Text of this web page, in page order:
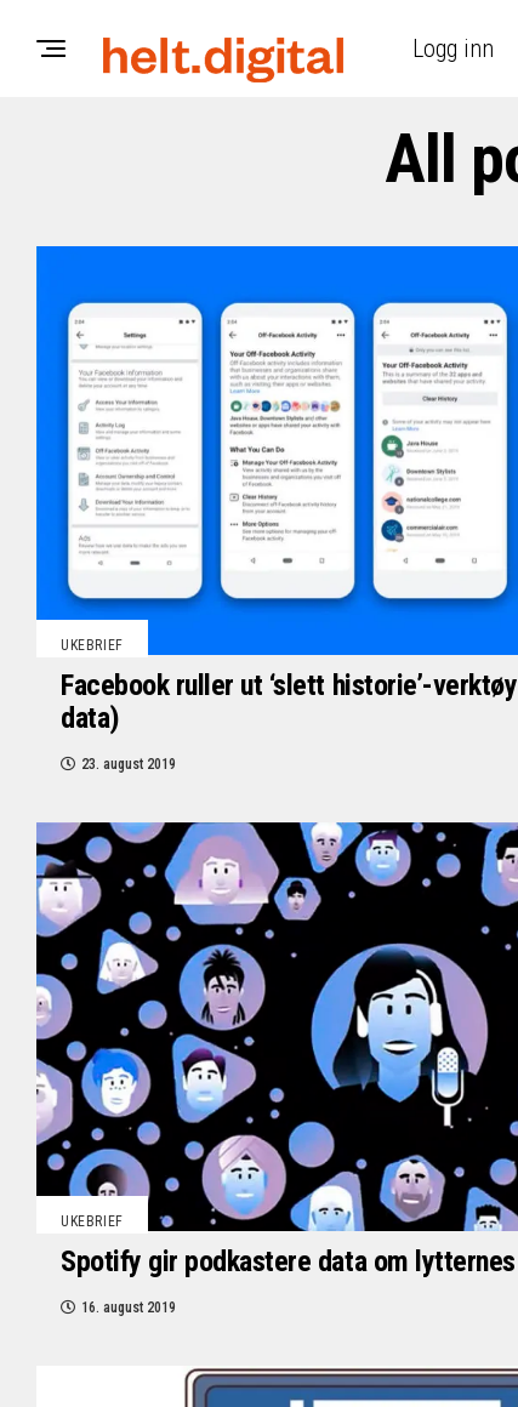
Logg inn
All
UKEBRIEF
Facebook ruller ut ‘slett historie’-
data)
23. august 2019
UKEBRIEF
Spotify gir podkastere data om
16. august 2019